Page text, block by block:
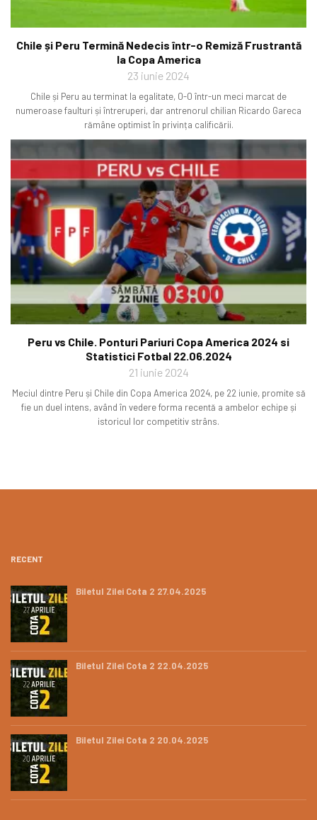
Chile și Peru Termină Nedecis într-o Remiză Frustrantă
la Copa America
23 iunie 2024
Chile și Peru au terminat la egalitate, 0-0 într-un meci marcat de
numeroase faulturi și întreruperi, dar antrenorul chilian Ricardo Gareca
rămâne optimist în privința calificării.
Peru vs Chile. Ponturi Pariuri Copa America 2024 si
Statistici Fotbal 22.06.2024
21 iunie 2024
Meciul dintre Peru și Chile din Copa America 2024, pe 22 iunie, promite să
fie un duel intens, având în vedere forma recentă a ambelor echipe și
istoricul lor competitiv strâns.
RECENT
Biletul Zilei Cota 2 27.04.2025
Biletul Zilei Cota 2 22.04.2025
Biletul Zilei Cota 2 20.04.2025